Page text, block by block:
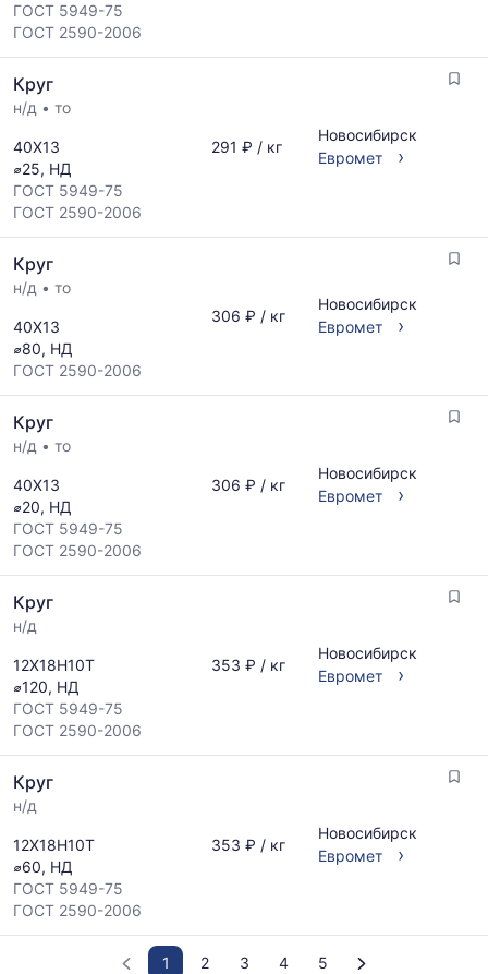
ГОСТ 5949-75
ГОСТ 2590-2006
Круг
н/д • то
40Х13
⌀25, НД
ГОСТ 5949-75
ГОСТ 2590-2006
291 ₽ / кг
Новосибирск
Евромет
›
Круг
н/д • то
40Х13
⌀80, НД
ГОСТ 2590-2006
306 ₽ / кг
Новосибирск
Евромет
›
Круг
н/д • то
40Х13
⌀20, НД
ГОСТ 5949-75
ГОСТ 2590-2006
306 ₽ / кг
Новосибирск
Евромет
›
Круг
н/д
12Х18Н10Т
⌀120, НД
ГОСТ 5949-75
ГОСТ 2590-2006
353 ₽ / кг
Новосибирск
Евромет
›
Круг
н/д
12Х18Н10Т
⌀60, НД
ГОСТ 5949-75
ГОСТ 2590-2006
353 ₽ / кг
Новосибирск
Евромет
›
1 2 3 4 5